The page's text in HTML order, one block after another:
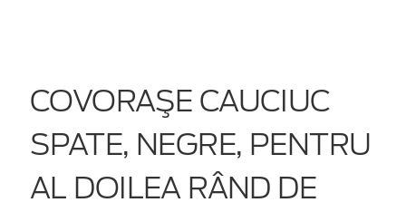
COVORAŞE CAUCIUC
SPATE, NEGRE, PENTRU
AL DOILEA RÂND DE